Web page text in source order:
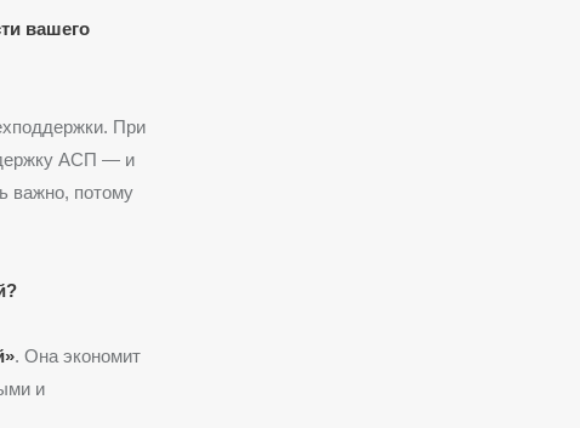
вашего
При
АСП — и
важно, потому
. Она экономит
и